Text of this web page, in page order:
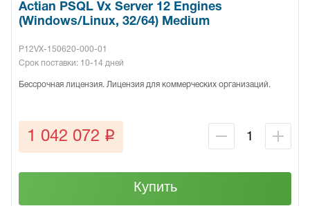
Actian PSQL Vx Server 12 Engines
(Windows/Linux, 32/64) Medium
P12VX-150620-000-01
Срок поставки: 10-14 дней
Бессрочная лицензия. Лицензия для коммерческих организаций.
1 042 072 q
Купить